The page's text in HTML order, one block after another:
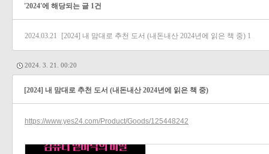
'2024'에 해당되는 글 1건
2024.03.21 [2024] 내 맘대로 추천 도서 (내돈내산 2024년에 읽은 책 중) 1
2024. 3. 21. 00:20
[2024] 내 맘대로 추천 도서 (내돈내산 2024년에 읽은 책 중)
https://www.yes24.com/Product/Goods/125448242